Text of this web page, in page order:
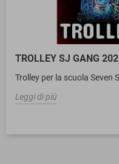
TROLLEY SJ GANG
Trolley per la scuola Seven
Leggi di più